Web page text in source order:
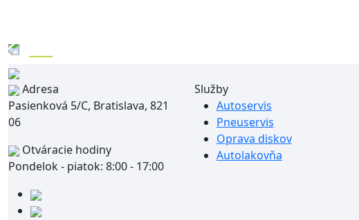
Adresa
Pasienková 5/C, Bratislava, 821
06
Otváracie hodiny
Pondelok - piatok: 8:00 - 17:00
Služby
Autoservis
Pneuservis
Oprava diskov
Autolakovňa